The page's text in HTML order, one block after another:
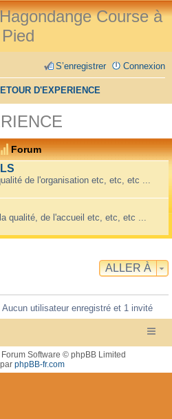
Course à
Pied
Connexion
S’enregistrer
D'EXPERIENCE
Forum
de l'organisation etc, etc, etc ...
qualité, de l'accueil etc, etc, etc ...
ALLER À
utilisateur enregistré et 1 invité
Software © phpBB Limited
phpBB-fr.com